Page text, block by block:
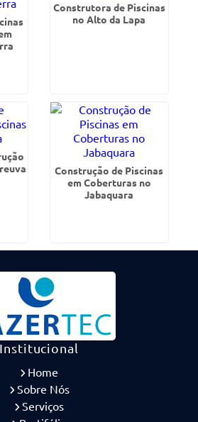
Construtora de Piscinas
no Alto da Lapa
Construção de Piscinas
em Coberturas no
Jabaquara
Institucional
Home
Sobre Nós
Serviços